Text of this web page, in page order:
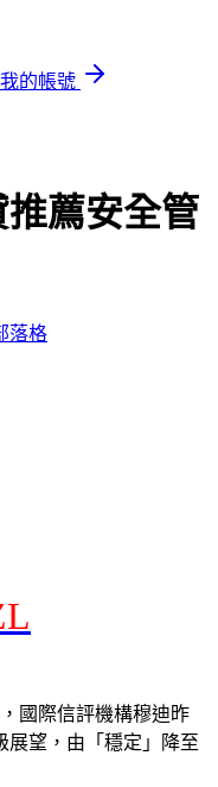
我的帳號
薦安全管
落格
國際信評機構穆迪昨
展望，由「穩定」降至